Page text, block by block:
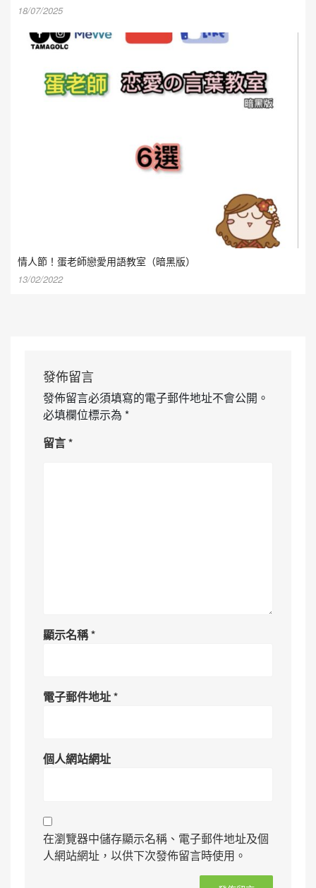
18/07/2025
情人節！蛋老師戀愛用語教室（暗黑版）
13/02/2022
發佈留言
發佈留言必須填寫的電子郵件地址不會公開。
必填欄位標示為 *
留言*
顯示名稱*
電子郵件地址*
個人網站網址
在瀏覽器中儲存顯示名稱、電子郵件地址及個
人網站網址，以供下次發佈留言時使用。